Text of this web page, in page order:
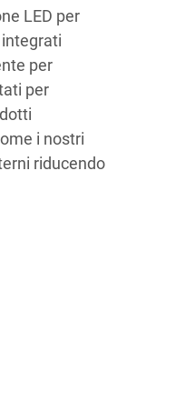
LED per
per
per
i nostri
riducendo